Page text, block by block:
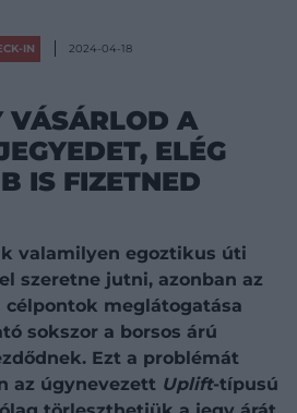
IN 2024-04-18
VÁSÁRLOD A
ELÉG
IS FIZETNED
valamilyen egoztikus úti
szeretne jutni, azonban az
meglátogatása
sokszor a borsos árú
Ezt a problémát
az úgynevezett Uplift-típusú